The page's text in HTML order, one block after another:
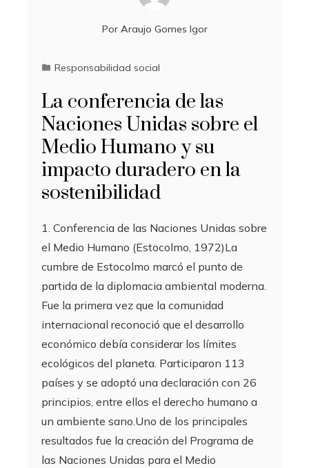
Por Araujo Gomes Igor
Responsabilidad social
La conferencia de las
Naciones Unidas sobre el
Medio Humano y su
impacto duradero en la
sostenibilidad
1. Conferencia de las Naciones Unidas sobre
el Medio Humano (Estocolmo, 1972)La
cumbre de Estocolmo marcó el punto de
partida de la diplomacia ambiental moderna.
Fue la primera vez que la comunidad
internacional reconoció que el desarrollo
económico debía considerar los límites
ecológicos del planeta. Participaron 113
países y se adoptó una declaración con 26
principios, entre ellos el derecho humano a
un ambiente sano.Uno de los principales
resultados fue la creación del Programa de
las Naciones Unidas para el Medio